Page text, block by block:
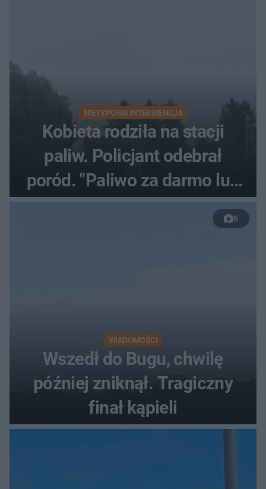
NIETYPOWA INTERWENCJA
Kobieta rodziła na stacji
paliw. Policjant odebrał
poród. "Paliwo za darmo lub
50 %!"
6
WIADOMOŚCI
Wszedł do Bugu, chwilę
później zniknął. Tragiczny
finał kąpieli